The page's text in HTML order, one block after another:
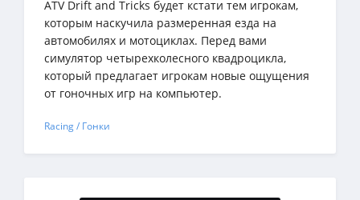
ATV Drift and Tricks будет кстати тем игрокам,
которым наскучила размеренная езда на
автомобилях и мотоциклах. Перед вами
симулятор четырехколесного квадроцикла,
который предлагает игрокам новые ощущения
от гоночных игр на компьютер.
Racing / Гонки